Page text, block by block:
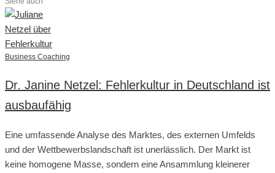
Business Coaching
Dr. Janine Netzel: Fehlerkultur in Deutschland ist
ausbaufähig
Eine umfassende Analyse des Marktes, des externen Umfelds
und der Wettbewerbslandschaft ist unerlässlich. Der Markt ist
keine homogene Masse, sondern eine Ansammlung kleinerer